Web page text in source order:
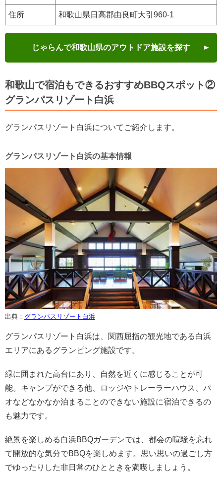
住所 和歌山県日高郡由良町大引960-1
じゃらんで和歌山県のアウトドア施設を探す
和歌山で宿泊もできるおすすめBBQスポット②
グランパスリゾート白浜
グランパスリゾート白浜についてご紹介します。
グランパスリゾート白浜の基本情報
出典： グランパスリゾート白浜
グランパスリゾート白浜は、関西屈指の観光地である白浜
エリアにあるグランピング施設です。
緑に囲まれた高台にあり、自然を近くに感じることが可
能。キャンプができる他、ロッジやトレーラーハウス、パ
オなどなかなか泊まることのできない施設に宿泊できるの
も魅力です。
絶景を楽しめる白浜BBQガーデンでは、都会の喧騒を忘れ
て開放的な気分でBBQを楽しめます。思い思いの過ごし方
でゆったりした非日常のひとときを満喫しましょう。